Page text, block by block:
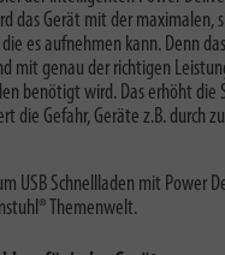
das Gerät mit der maximalen,
es aufnehmen kann. Denn
mit genau der richtigen
benötigt wird. Das erhöht die
die Gefahr, Geräte z.B. durch
USB Schnellladen mit Power
Themenwelt.